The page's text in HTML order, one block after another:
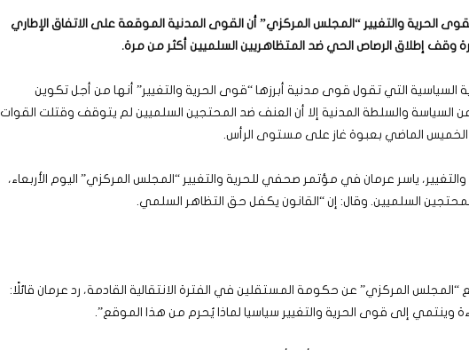
الحرية والتغيير “المجلس المركزي” أن القوى المدنية الموقعة على الاتفاق الإطاري
وقف إطلاق الرصاص الحي ضد المتظاهريين السلميين أكثر من مرة.
السياسية التي تقول قوى مدنية أبرزها “قوى الحرية والتغيير” أنها من أجل تكوين
السياسة والسلطة المدنية إلا أن العنف ضد المحتجين السلميين لم يتوقف وقتلت القوات
الخميس الماضي بعبوة غاز على مستوى الرأس.
ياسر عرمان في مؤتمر صحفي للحرية والتغيير “المجلس المركزي” اليوم الأربعاء،
السلميين. وقال: إن “القانون يكفل حق التظاهر السلمي.
“المجلس المركزي” عن حكومة المستقلين في الفترة الانتقالية القادمة، رد عرمان قائلًا:
وينتمي إلى قوى الحرية والتغيير سياسيا لماذا يُحرم من هذا الموقع”.